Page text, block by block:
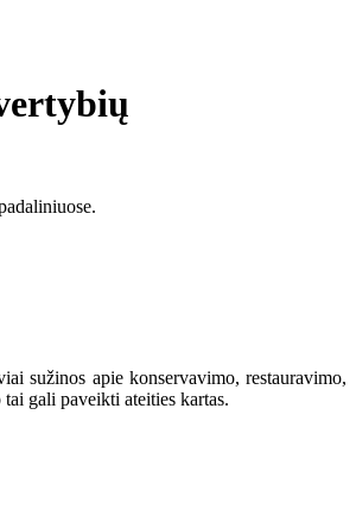
sužinos apie konservavimo, restauravimo,
gali paveikti ateities kartas.